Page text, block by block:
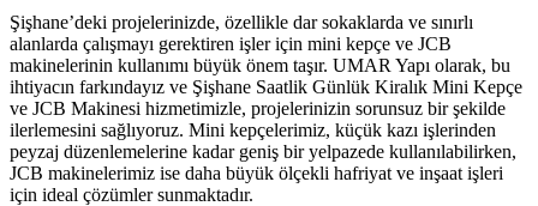
Şişhane’deki projelerinizde, özellikle dar sokaklarda ve sınırlı
alanlarda çalışmayı gerektiren işler için mini kepçe ve JCB
makinelerinin kullanımı büyük önem taşır. UMAR Yapı olarak, bu
ihtiyacın farkındayız ve Şişhane Saatlik Günlük Kiralık Mini Kepçe
ve JCB Makinesi hizmetimizle, projelerinizin sorunsuz bir şekilde
ilerlemesini sağlıyoruz. Mini kepçelerimiz, küçük kazı işlerinden
peyzaj düzenlemelerine kadar geniş bir yelpazede kullanılabilirken,
JCB makinelerimiz ise daha büyük ölçekli hafriyat ve inşaat işleri
için ideal çözümler sunmaktadır.